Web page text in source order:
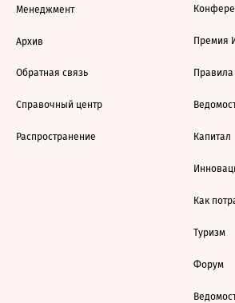
Менеджмент
Архив
Обратная связь
Справочный центр
Распространение
Премия
Правила
Капитал
Как
Туризм
Форум